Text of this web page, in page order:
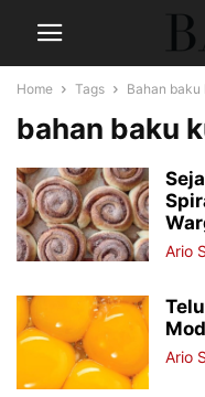
Home Tags Bahan baku
bahan baku
Ario
Ario